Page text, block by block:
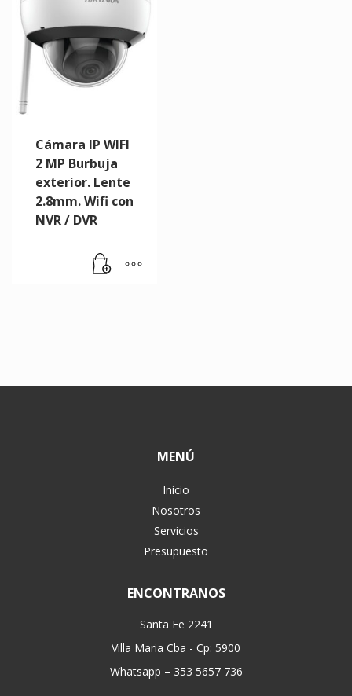
Cámara IP WIFI
2 MP Burbuja
exterior. Lente
2.8mm. Wifi con
NVR / DVR
MENÚ
Inicio
Nosotros
Servicios
Presupuesto
ENCONTRANOS
Santa Fe 2241
Villa Maria Cba - Cp: 5900
Whatsapp – 353 5657 736